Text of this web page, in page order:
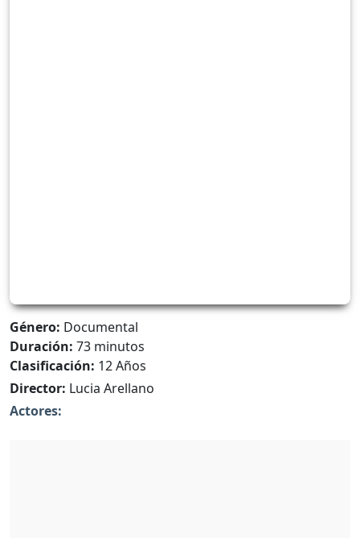
Género: Documental
Duración: 73 minutos
Clasificación: 12 Años
Director: Lucia Arellano
Actores: